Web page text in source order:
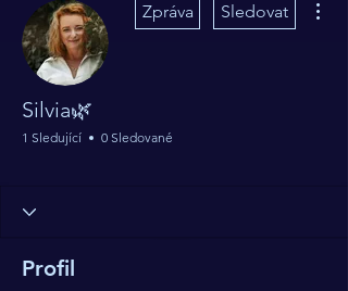
Zpráva Sledovat
Silvia🌿
1 Sledující
0 Sledované
Profil